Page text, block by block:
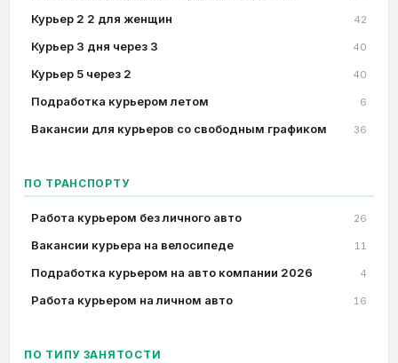
Курьер 2 2 для женщин 42
Курьер 3 дня через 3 40
Курьер 5 через 2 40
Подработка курьером летом 6
Вакансии для курьеров со свободным графиком 36
ПО ТРАНСПОРТУ
Работа курьером без личного авто 26
Вакансии курьера на велосипеде 11
Подработка курьером на авто компании 2026 4
Работа курьером на личном авто 16
ПО ТИПУ ЗАНЯТОСТИ